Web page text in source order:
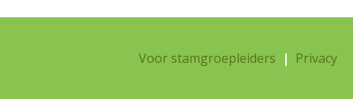
Voor stamgroepleiders | Privacy